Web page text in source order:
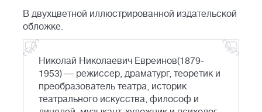
В двухцветной иллюстрированной издательской
обложке.
Николай Николаевич Евреинов(1879-
1953) — режиссер, драматург, теоретик и
преобразователь театра, историк
театрального искусства, философ и